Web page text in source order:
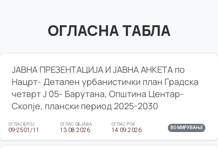
ОГЛАСНА ТАБЛА
ЈАВНА ПРЕЗЕНТАЦИЈА И ЈАВНА АНКЕТА по
Нацрт- Детален урбанистички план Градска
четврт Ј 05- Барутана, Општина Центар-
Скопје, плански период 2025-2030
ОГЛАС БРОЈ
09-2501/11
ОГЛАС ОБЈАВА
13.08.2026
ОГЛАС РОК
14.09.2026 ВО МИРУВАЊЕ